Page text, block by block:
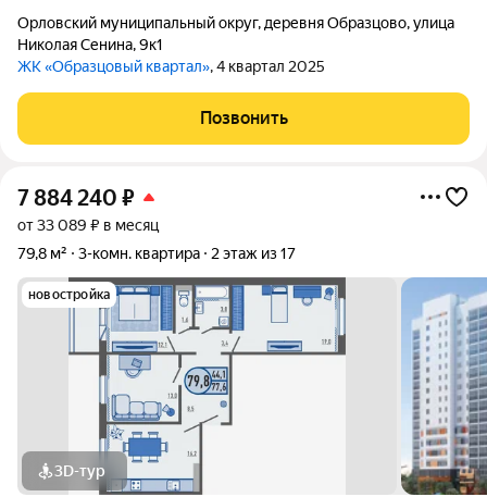
Орловский муниципальный округ, деревня Образцово,улица
Николая Сенина,9к1
ЖК «Образцовый квартал», 4 квартал 2025
Позвонить
7 884 240 ₽
от 33 089 ₽ в месяц
79,8 м²
3-комн. квартира 2 этаж из 17
новостройка
3D-тур